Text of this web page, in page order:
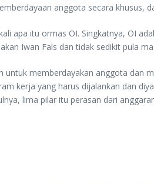
anggota secara
apa itu ormas OI. Singkatnya, OI
Iwan Fals dan tidak sedikit pula
memberdayakan anggota dan
kerja yang harus dijalankan dan
lima pilar itu perasan dari